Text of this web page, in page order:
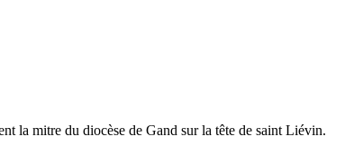
la mitre du diocèse de Gand sur la tête de saint Liévin.